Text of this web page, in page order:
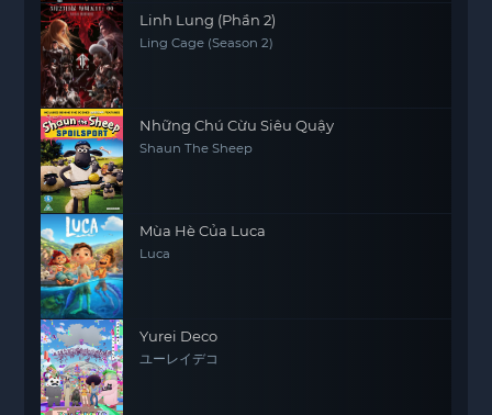
Linh Lung (Phần 2)
Ling Cage (Season 2)
Những Chú Cừu Siêu Quậy
Shaun The Sheep
Mùa Hè Của Luca
Luca
Yurei Deco
ユーレイデコ